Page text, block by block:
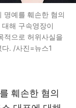
명예를 훼손한 혐의
해 구속영장이
적으로 허위사실을
. /사진=뉴스1
훼손한 혐의